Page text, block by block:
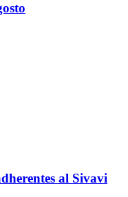
al Sivavi